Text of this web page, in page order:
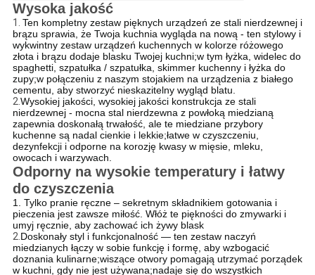
Wysoka jakość
1. Ten kompletny zestaw pięknych urządzeń ze stali nierdzewnej i
brązu sprawia, że ​​Twoja kuchnia wygląda na nową - ten stylowy i
wykwintny zestaw urządzeń kuchennych w kolorze różowego
złota i brązu dodaje blasku Twojej kuchni;w tym łyżka, widelec do
spaghetti, szpatułka / szpatułka, skimmer kuchenny i łyżka do
zupy;w połączeniu z naszym stojakiem na urządzenia z białego
cementu, aby stworzyć nieskazitelny wygląd blatu.
2.Wysokiej jakości, wysokiej jakości konstrukcja ze stali
nierdzewnej - mocna stal nierdzewna z powłoką miedzianą
zapewnia doskonałą trwałość, ale te miedziane przybory
kuchenne są nadal cienkie i lekkie;łatwe w czyszczeniu,
dezynfekcji i odporne na korozję kwasy w mięsie, mleku,
owocach i warzywach.
Odporny na wysokie temperatury i łatwy
do czyszczenia
1. Tylko pranie ręczne – sekretnym składnikiem gotowania i
pieczenia jest zawsze miłość. Włóż te piękności do zmywarki i
umyj ręcznie, aby zachować ich żywy blask
2.Doskonały styl i funkcjonalność — ten zestaw naczyń
miedzianych łączy w sobie funkcję i formę, aby wzbogacić
doznania kulinarne;wiszące otwory pomagają utrzymać porządek
w kuchni, gdy nie jest używana;nadaje się do wszystkich